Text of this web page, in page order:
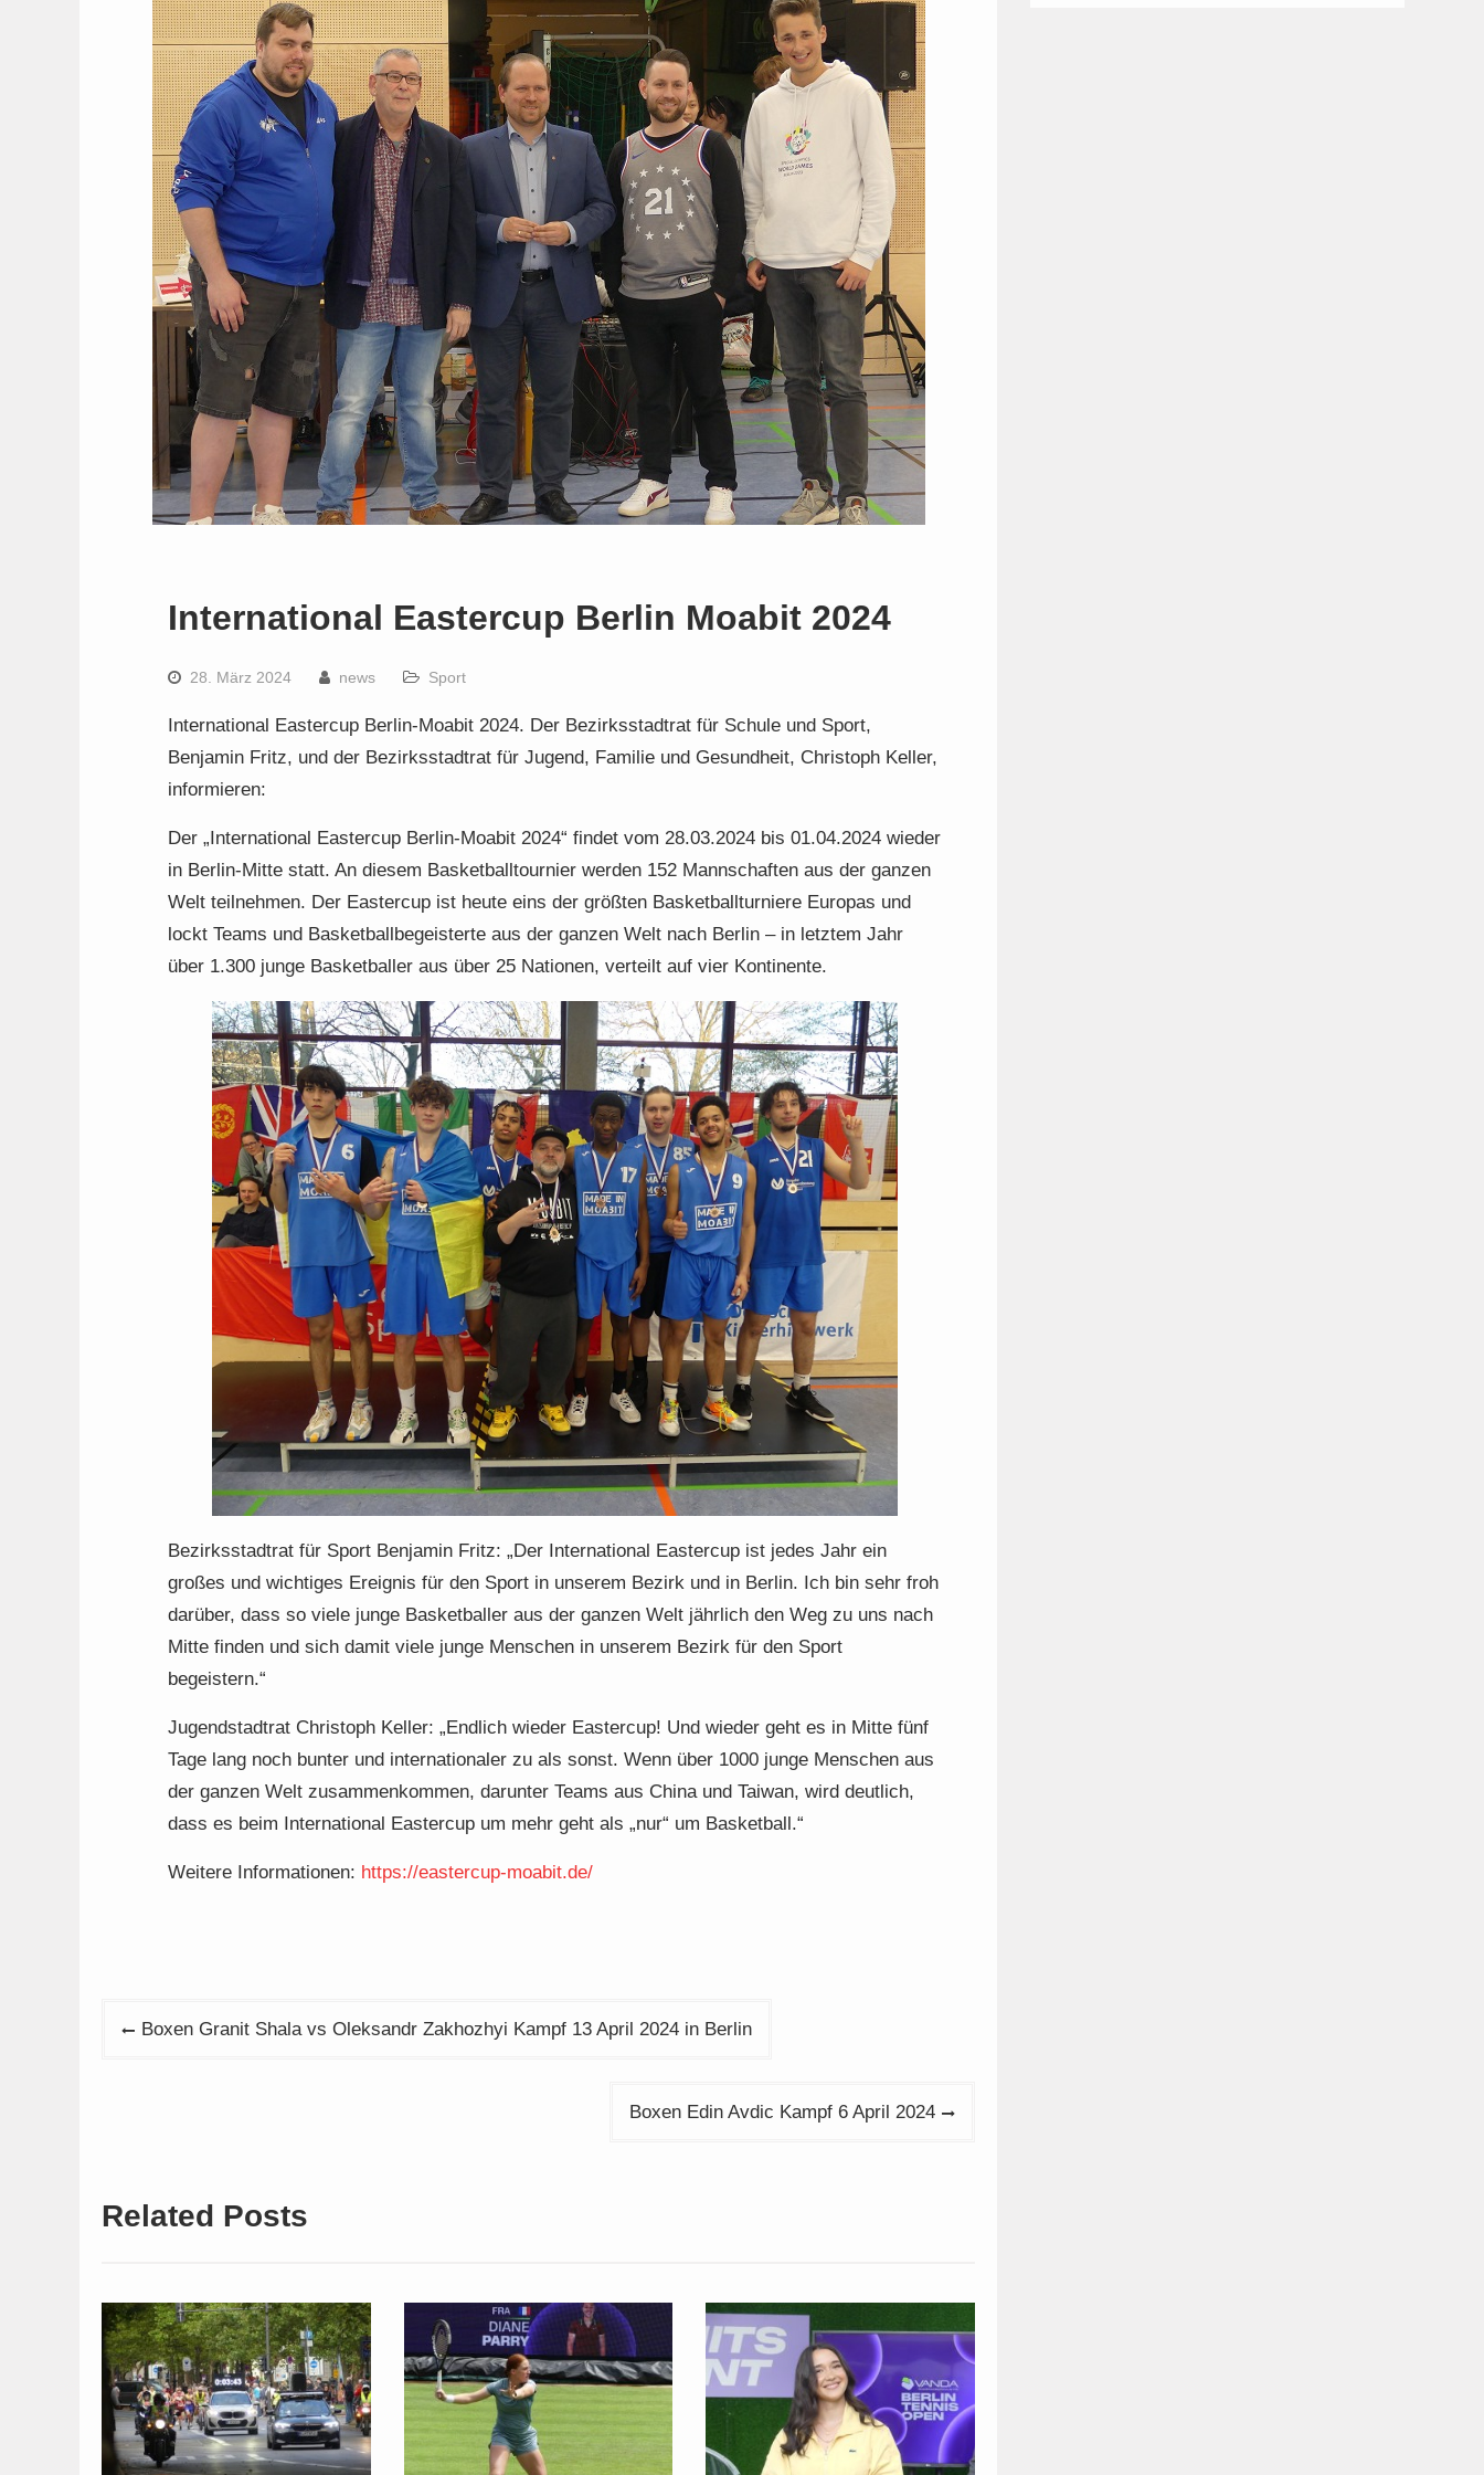
International Eastercup Berlin Moabit 2024
28. März 2024 news Sport
International Eastercup Berlin-Moabit 2024. Der Bezirksstadtrat für Schule und Sport,
Benjamin Fritz, und der Bezirksstadtrat für Jugend, Familie und Gesundheit, Christoph Keller,
informieren:
Der „International Eastercup Berlin-Moabit 2024“ findet vom 28.03.2024 bis 01.04.2024 wieder
in Berlin-Mitte statt. An diesem Basketballtournier werden 152 Mannschaften aus der ganzen
Welt teilnehmen. Der Eastercup ist heute eins der größten Basketballturniere Europas und
lockt Teams und Basketballbegeisterte aus der ganzen Welt nach Berlin – in letztem Jahr
über 1.300 junge Basketballer aus über 25 Nationen, verteilt auf vier Kontinente.
Bezirksstadtrat für Sport Benjamin Fritz: „Der International Eastercup ist jedes Jahr ein
großes und wichtiges Ereignis für den Sport in unserem Bezirk und in Berlin. Ich bin sehr froh
darüber, dass so viele junge Basketballer aus der ganzen Welt jährlich den Weg zu uns nach
Mitte finden und sich damit viele junge Menschen in unserem Bezirk für den Sport
begeistern.“
Jugendstadtrat Christoph Keller: „Endlich wieder Eastercup! Und wieder geht es in Mitte fünf
Tage lang noch bunter und internationaler zu als sonst. Wenn über 1000 junge Menschen aus
der ganzen Welt zusammenkommen, darunter Teams aus China und Taiwan, wird deutlich,
dass es beim International Eastercup um mehr geht als „nur“ um Basketball.“
Weitere Informationen: https://eastercup-moabit.de/
Beitragsnavigation
Boxen Granit Shala vs Oleksandr Zakhozhyi Kampf 13 April 2024 in Berlin
Boxen Edin Avdic Kampf 6 April 2024
Related Posts